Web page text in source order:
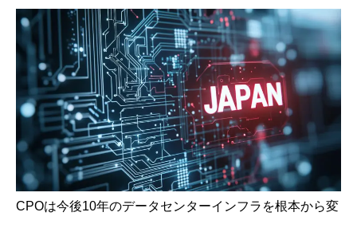
CPOは今後10年のデータセンターインフラを根本から変